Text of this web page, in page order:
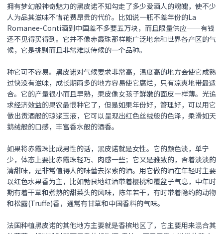
拥有梦幻般神奇魅力的黑皮诺不知勾走了多少爱酒人的魂魄，使不少
人为品其滋味不惜花费昂贵的代价。比如说一瓶不差年份的La
Romanee-Conti酒到中国差不多要五万块，而且限量供应——有钱
还不见得买得到。它并不像赤霞珠那样能广泛地亲和世界各产区的气
候，它是挑剔而且非常难以侍候的一个品种。
种它可不容易。 黑皮诺对气候要求非常高，温度高的地方会使它成熟
过快没有滋味，成长期雨多的地方容易使它腐烂，只有凉爽地带最适
合。它的产量很小而且早熟，果皮像女孩子鲜嫩的面皮一样薄。光追
求经济效益的果农最恨种它了，但是如果年份好，管理好，可以用它
做出贡酒般的琼浆玉液，它可以呈现出红色丝绒般的色泽，柔滑如天
鹅绒般的口感，丰富香水般的酒香。
如果将赤霞珠比成男性的话， 黑皮诺就是女性。它的颜色淡，单宁
少，体态上要比赤霞珠轻巧、肉感一些；它又是雅致的，含着淡淡的
清甜味，是非常值得人的味蕾去探索的酒。用它做的酒在年轻时主要
以红色水果香为主，比如勃艮地红酒带着樱桃和覆盆子气息，中年时
期有着干草和煮熟的甜菜头的风味，陈年若干，有时带着隐约的动物
和松露(Truffe)香，通常有甘草和中国香料的气味。
法国种植黑皮诺的其他地方主要就是香槟地区了，它主要用来混合其